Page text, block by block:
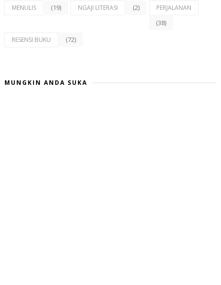
MENULIS (19) NGAJI LITERASI (2) PERJALANAN
(38)
RESENSI BUKU (72)
MUNGKIN ANDA SUKA